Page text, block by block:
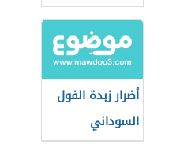
أضرار زبدة الفول
السوداني